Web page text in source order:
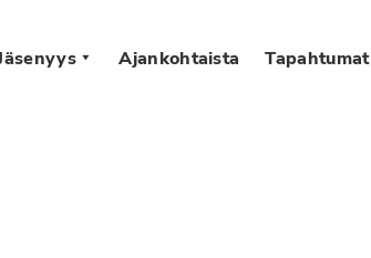
Ajankohtaista Tapahtumat